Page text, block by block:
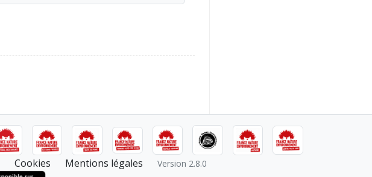
Cookies Mentions légales Version 2.8.0